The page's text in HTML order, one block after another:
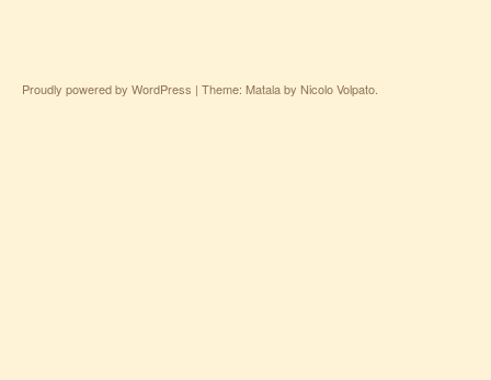
Proudly powered by WordPress | Theme: Matala by Nicolo Volpato